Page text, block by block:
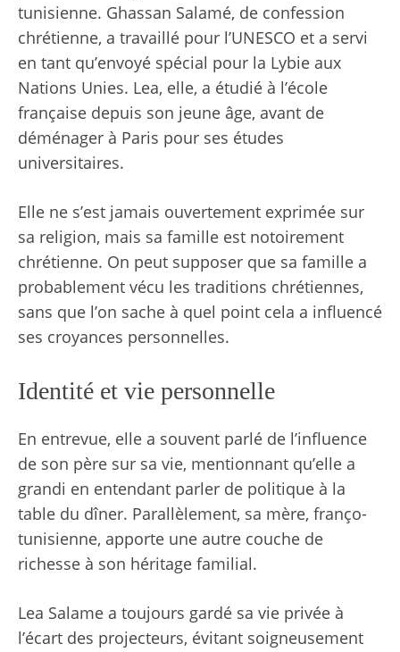
tunisienne. Ghassan Salamé, de confession
chrétienne, a travaillé pour l’UNESCO et a servi
en tant qu’envoyé spécial pour la Lybie aux
Nations Unies. Lea, elle, a étudié à l’école
française depuis son jeune âge, avant de
déménager à Paris pour ses études
universitaires.
Elle ne s’est jamais ouvertement exprimée sur
sa religion, mais sa famille est notoirement
chrétienne. On peut supposer que sa famille a
probablement vécu les traditions chrétiennes,
sans que l’on sache à quel point cela a influencé
ses croyances personnelles.
Identité et vie personnelle
En entrevue, elle a souvent parlé de l’influence
de son père sur sa vie, mentionnant qu’elle a
grandi en entendant parler de politique à la
table du dîner. Parallèlement, sa mère, franço-
tunisienne, apporte une autre couche de
richesse à son héritage familial.
Lea Salame a toujours gardé sa vie privée à
l’écart des projecteurs, évitant soigneusement